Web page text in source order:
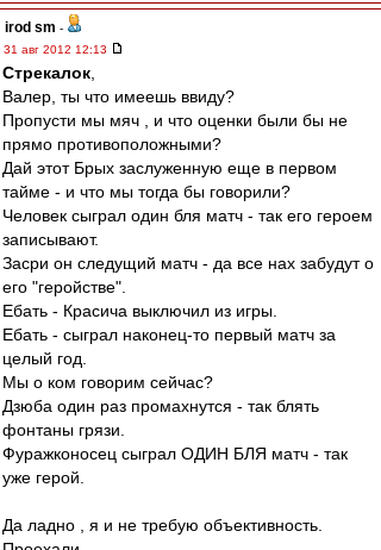
irod sm -
31 авг 2012 12:13
Стрекалок
Валер, ты что имеешь ввиду?
Пропусти мы мяч , и что оценки были бы не
прямо противоположными?
Дай этот Брых заслуженную еще в первом
тайме - и что мы тогда бы говорили?
Человек сыграл один бля матч - так его героем
записывают.
Засри он следущий матч - да все нах забудут о
его "геройстве".
Ебать - Красича выключил из игры.
Ебать - сыграл наконец-то первый матч за
целый год.
Мы о ком говорим сейчас?
Дзюба один раз промахнутся - так блять
фонтаны грязи.
Фуражконосец сыграл ОДИН БЛЯ матч - так
уже герой.
Да ладно , я и не требую объективность.